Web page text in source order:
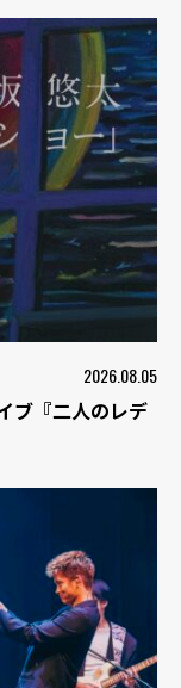
2026.08.05
ブ『二人のレデ